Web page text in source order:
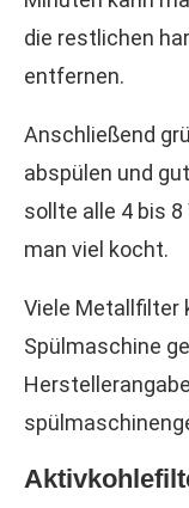
die restlichen
entfernen.
Anschließend
abspülen und
sollte alle 4 bis
man viel kocht.
Viele Metallfilter
Spülmaschine